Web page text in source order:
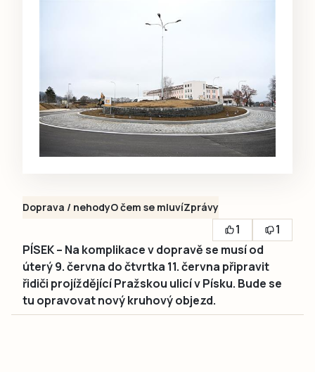
Doprava / nehodyO čem se mluvíZprávy
1
1
PÍSEK – Na komplikace v dopravě se musí od
úterý 9. června do čtvrtka 11. června připravit
řidiči projíždějící Pražskou ulicí v Písku. Bude se
tu opravovat nový kruhový objezd.